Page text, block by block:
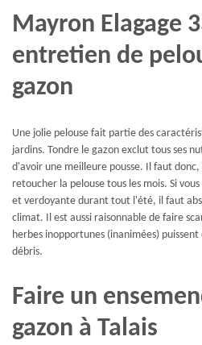
Mayron Elagage
entretien de
gazon
Une jolie pelouse fait partie des
jardins. Tondre le gazon exclut tous ses
d'avoir une meilleure pousse. Il faut
retoucher la pelouse tous les mois. Si
et verdoyante durant tout l'été, il faut
climat. Il est aussi raisonnable de faire
herbes inopportunes (inanimées)
débris.
Faire un
gazon à Talais